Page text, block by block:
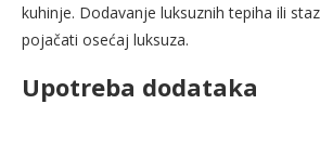
kuhinje. Dodavanje luksuznih tepiha ili
pojačati osećaj luksuza.
Upotreba dodataka